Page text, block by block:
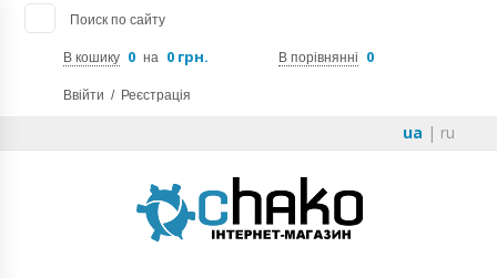
Поиск по сайту
В кошику 0 на 0 грн. В порівнянні 0
Ввійти / Реєстрація
ua | ru